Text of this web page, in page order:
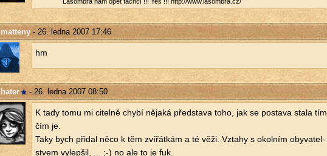
matteny- 26. ledna 2007 17:46
hm
hater - 26. ledna 2007 08:50
K tady tomu mi ci­tel­ně chybí ně­ja­ká před­sta­va toho, jak se po­sta­va stala tím
čím je.
Taky bych při­dal něco k těm zví­řát­kám a té věži. Vzta­hy s okol­ním oby­va­tel­
stvem vy­lep­šil, ... ;-) no ale to je fuk.